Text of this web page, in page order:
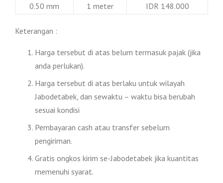
0.50 mm
1 meter IDR 148.000
Keterangan :
Harga tersebut di atas belum termasuk pajak (jika
anda perlukan).
Harga tersebut di atas berlaku untuk wilayah
Jabodetabek, dan sewaktu – waktu bisa berubah
sesuai kondisi
Pembayaran cash atau transfer sebelum
pengiriman.
Gratis ongkos kirim se-Jabodetabek jika kuantitas
memenuhi syarat.